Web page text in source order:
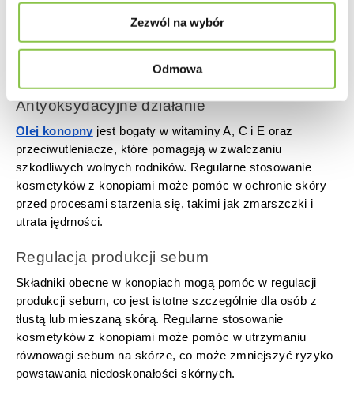
Zezwól na wybór
Odmowa
Konopie zawierają kannabinoidy, takie jak CBD, które
kosmetyków z konopiami może pomóc w łagodzeniu
stanów zapalnych skóry, takich jak trądzik czy łuszczyca.
Antyoksydacyjne działanie
Olej konopnyjest bogaty w witaminy A, C i E oraz
przeciwutleniacze, które pomagają w zwalczaniu
szkodliwych wolnych rodników. Regularne stosowanie
kosmetyków z konopiami może pomóc w ochronie skóry
przed procesami starzenia się, takimi jak zmarszczki i
utrata jędrności.
Regulacja produkcji sebum
Składniki obecne w konopiach mogą pomóc w regulacji
produkcji sebum, co jest istotne szczególnie dla osób z
tłustą lub mieszaną skórą. Regularne stosowanie
kosmetyków z konopiami może pomóc w utrzymaniu
równowagi sebum na skórze, co może zmniejszyć ryzyko
powstawania niedoskonałości skórnych.